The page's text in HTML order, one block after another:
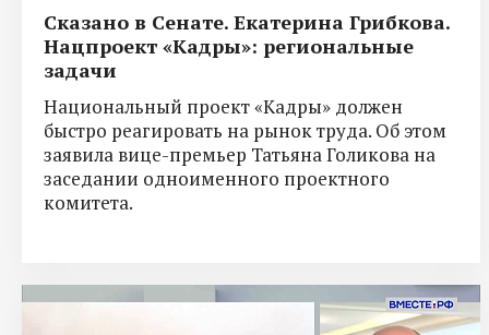
Сказано в Сенате. Екатерина Грибкова.
Нацпроект «Кадры»: региональные
задачи
Национальный проект «Кадры» должен
быстро реагировать на рынок труда. Об этом
заявила вице-премьер Татьяна Голикова на
заседании одноименного проектного
комитета.